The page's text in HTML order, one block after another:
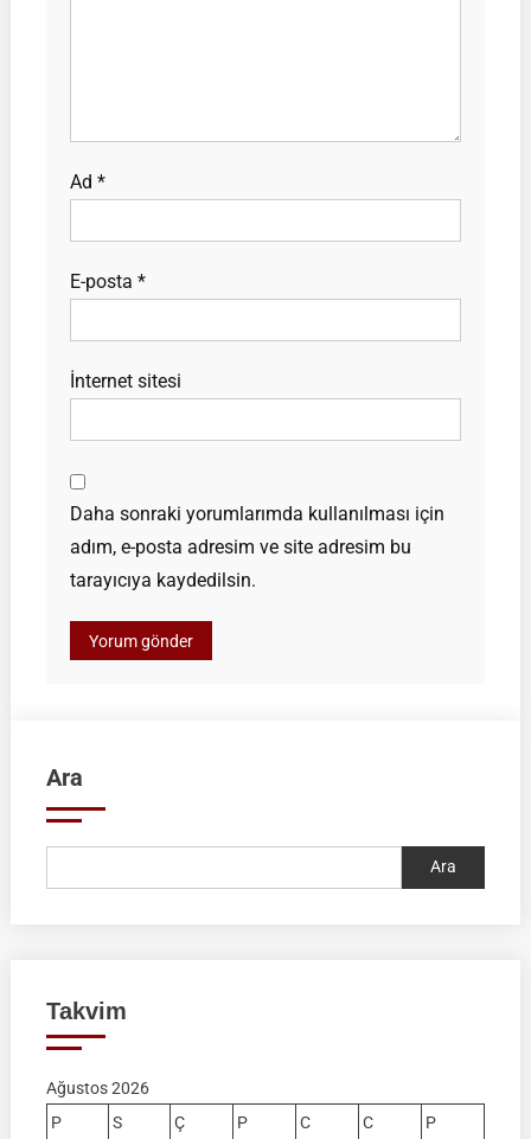
Ad *
E-posta *
İnternet sitesi
Daha sonraki yorumlarımda kullanılması için
adım, e-posta adresim ve site adresim bu
tarayıcıya kaydedilsin.
Ara
Ara
Takvim
Ağustos 2026
P
S Ç P C C
P